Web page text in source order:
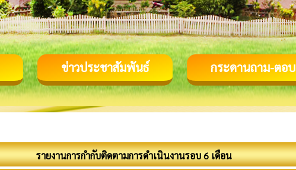
ข่าวประชาสัมพันธ์ กระดานถาม-ตอบ
รายงานการกำกับติดตามการดำเนินงานรอบ 6 เดือน